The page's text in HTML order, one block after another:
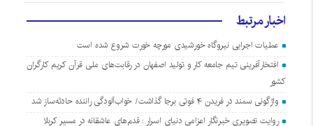
اخبار مرتبط
عملیات اجرایی نیروگاه خورشیدی مورچه خورت شروع شده است
افتخارآفرینی تیم جامعه کار و تولید اصفهان در رقابت‌های ملی قرآن کریم کارگران
کشور
واژگونی سمند در فریدن ۴ فوتی برجا گذاشت/ خواب‌آلودگی راننده حادثه‌ساز شد
روایت تصویری خبرنگار اعزامی دنیای اسرار : قدم‌های عاشقانه در مسیر کربلا